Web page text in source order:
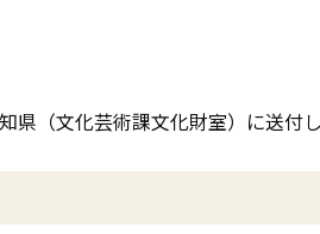
（文化芸術課文化財室）に送付し